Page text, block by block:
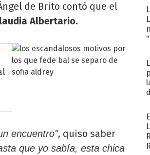
de Brito contó que el
Albertario.
encuentro", quiso saber
que yo sabía, esta chica